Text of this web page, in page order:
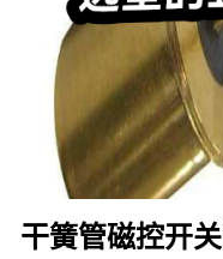
干簧管磁控开